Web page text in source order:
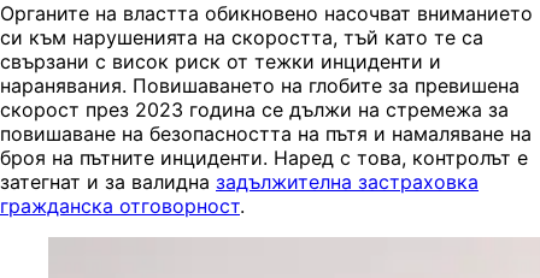
Органите на властта обикновено насочват вниманието
си към нарушенията на скоростта, тъй като те са
свързани с висок риск от тежки инциденти и
наранявания. Повишаването на глобите за превишена
скорост през 2023 година се дължи на стремежа за
повишаване на безопасността на пътя и намаляване на
броя на пътните инциденти. Наред с това, контролът е
затегнат и за валидна задължителна застраховка
гражданска отговорност.